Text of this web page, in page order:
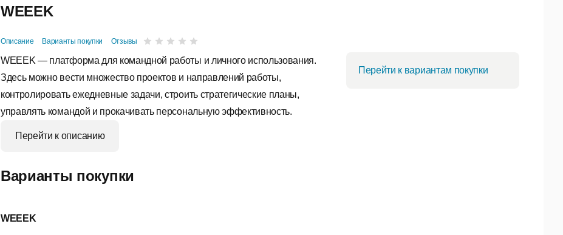
WEEEK
Описание Варианты покупки Отзывы
WEEEK — платформа для командной работы и личного использования.
Здесь можно вести множество проектов и направлений работы,
контролировать ежедневные задачи, строить стратегические планы,
управлять командой и прокачивать персональную эффективность.
Перейти к описанию
Перейти к вариантам покупки
Варианты покупки
WEEEK